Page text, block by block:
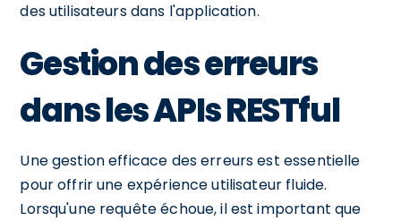
des utilisateurs dans l'application.
Gestion des erreurs
dans les APIs RESTful
Une gestion efficace des erreurs est essentielle
pour offrir une expérience utilisateur fluide.
Lorsqu'une requête échoue, il est important que